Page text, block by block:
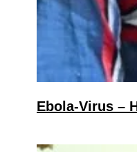
Ebola-Virus –